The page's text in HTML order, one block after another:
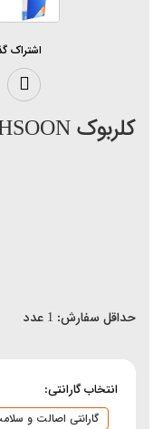
اشتراک
کلربوک HSOON
حداقل سفارش: 1 عدد
انتخاب گارانتی:
گارانتی اصالت و